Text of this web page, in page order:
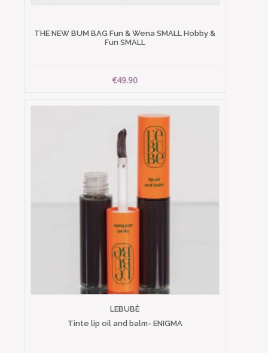
THE NEW BUM BAG Fun & Wena SMALL Hobby &
Fun SMALL
€49.90
LEBUBÈ
Tinte lip oil and balm- ENIGMA